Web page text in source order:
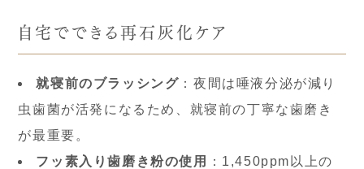
自宅でできる再石灰化ケア
就寝前のブラッシング ：夜間は唾液分泌が減り
虫歯菌が活発になるため、就寝前の丁寧な歯磨き
が最重要。
フッ素入り歯磨き粉の使用
：1,450ppm以上の